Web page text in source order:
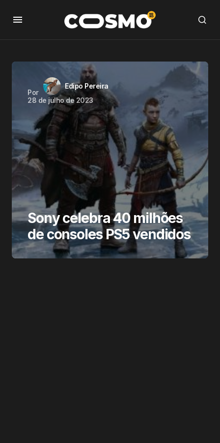
Por
Edipo Pereira
28 de julho de 2023
Sony celebra 40 milhões
de consoles PS5 vendidos